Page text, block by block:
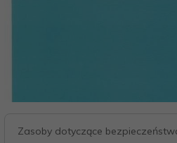
Zasoby dotyczące